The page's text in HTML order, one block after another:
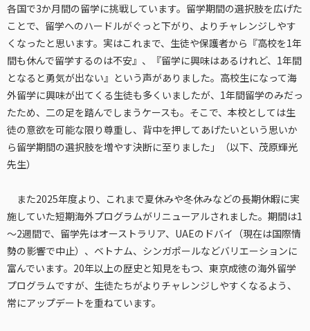
各国で3か月間の留学に挑戦しています。留学期間の選択肢を広げた
ことで、留学へのハードルがぐっと下がり、よりチャレンジしやす
くなったと思います。実はこれまで、生徒や保護者から『高校を1年
間も休んで留学するのは不安』、『留学に興味はあるけれど、1年間
となると勇気が出ない』という声がありました。高校生になって海
外留学に興味が出てくる生徒も多くいましたが、1年間留学のみだっ
たため、二の足を踏んでしまうケースも。そこで、本校としては生
徒の意欲を可能な限り尊重し、背中を押してあげたいという思いか
ら留学期間の選択肢を増やす決断に至りました」（以下、茂原輝光
先生）
また2025年度より、これまで夏休みや冬休みなどの長期休暇に実
施していた短期海外プログラムがリニューアルされました。期間は1
～2週間で、留学先はオーストラリア、UAEのドバイ（現在は国際情
勢の影響で中止）、ベトナム、シンガポールなどバリエーションに
富んでいます。20年以上の歴史と知見をもつ、東京成徳の海外留学
プログラムですが、生徒たちがよりチャレンジしやすくなるよう、
常にアップデートを重ねています。